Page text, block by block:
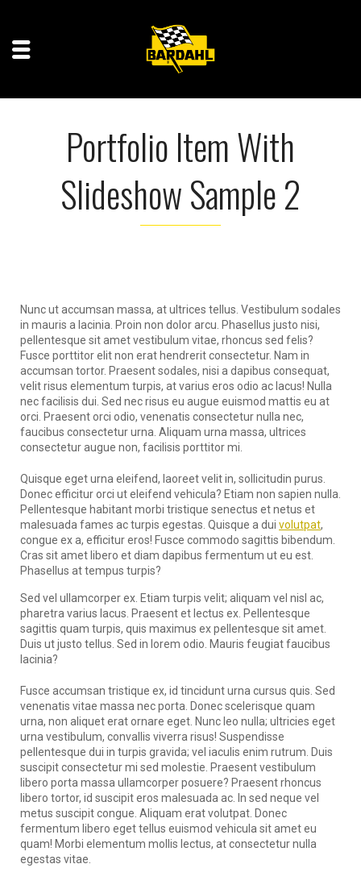
Portfolio Item With
Slideshow Sample 2
Nunc ut accumsan massa, at ultrices tellus. Vestibulum sodales
in mauris a lacinia. Proin non dolor arcu. Phasellus justo nisi,
pellentesque sit amet vestibulum vitae, rhoncus sed felis?
Fusce porttitor elit non erat hendrerit consectetur. Nam in
accumsan tortor. Praesent sodales, nisi a dapibus consequat,
velit risus elementum turpis, at varius eros odio ac lacus! Nulla
nec facilisis dui. Sed nec risus eu augue euismod mattis eu at
orci. Praesent orci odio, venenatis consectetur nulla nec,
faucibus consectetur urna. Aliquam urna massa, ultrices
consectetur augue non, facilisis porttitor mi.
Quisque eget urna eleifend, laoreet velit in, sollicitudin purus.
Donec efficitur orci ut eleifend vehicula? Etiam non sapien nulla.
Pellentesque habitant morbi tristique senectus et netus et
malesuada fames ac turpis egestas. Quisque a dui volutpat,
congue ex a, efficitur eros! Fusce commodo sagittis bibendum.
Cras sit amet libero et diam dapibus fermentum ut eu est.
Phasellus at tempus turpis?
Sed vel ullamcorper ex. Etiam turpis velit; aliquam vel nisl ac,
pharetra varius lacus. Praesent et lectus ex. Pellentesque
sagittis quam turpis, quis maximus ex pellentesque sit amet.
Duis ut justo tellus. Sed in lorem odio. Mauris feugiat faucibus
lacinia?
Fusce accumsan tristique ex, id tincidunt urna cursus quis. Sed
venenatis vitae massa nec porta. Donec scelerisque quam
urna, non aliquet erat ornare eget. Nunc leo nulla; ultricies eget
urna vestibulum, convallis viverra risus! Suspendisse
pellentesque dui in turpis gravida; vel iaculis enim rutrum. Duis
suscipit consectetur mi sed molestie. Praesent vestibulum
libero porta massa ullamcorper posuere? Praesent rhoncus
libero tortor, id suscipit eros malesuada ac. In sed neque vel
metus suscipit congue. Aliquam erat volutpat. Donec
fermentum libero eget tellus euismod vehicula sit amet eu
quam! Morbi elementum mollis lectus, at consectetur nulla
egestas vitae.